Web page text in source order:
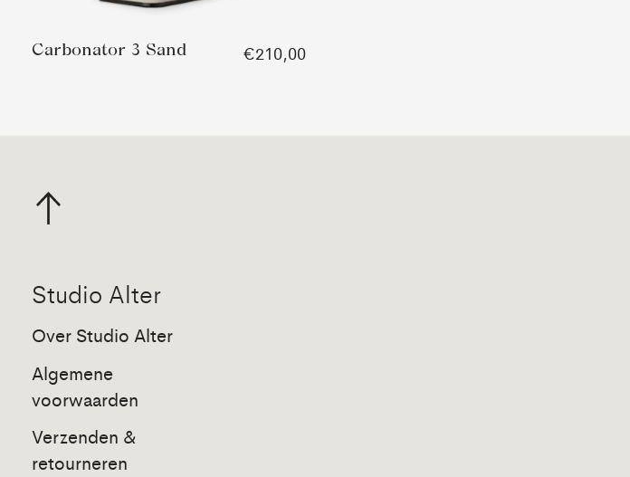
Carbonator 3 Sand €210,00
Studio Alter
Over Studio Alter
Algemene
voorwaarden
Verzenden &
retourneren